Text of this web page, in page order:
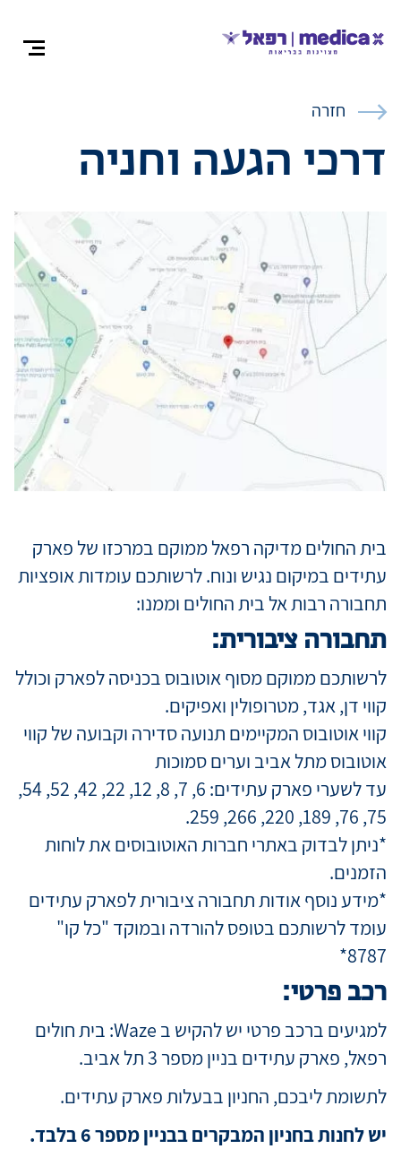
צרו
אודות
התמחויות
ניתוחים
רופאים
מידע
קריירה
חזרה
דרכי הגעה וחניה
בית החולים מדיקה רפאל ממוקם במרכזו של פארק
עתידים במיקום נגיש ונוח. לרשותכם עומדות אופציות
תחבורה רבות אל בית החולים וממנו:
תחבורה ציבורית:
לרשותכם ממוקם מסוף אוטובוס בכניסה לפארק וכולל
קווי דן, אגד, מטרופולין ואפיקים.
קווי אוטובוס המקיימים תנועה סדירה וקבועה של קווי
אוטובוס מתל אביב וערים סמוכות
עד לשערי פארק עתידים: 6, 7, 8, 12, 22, 42, 52, 54,
75, 76, 189, 220, 266, 259.
*ניתן לבדוק באתרי חברות האוטובוסים את לוחות
הזמנים.
*מידע נוסף אודות תחבורה ציבורית לפארק עתידים
עומד לרשותכם בטופס להורדה ובמוקד "כל קו"
8787*
רכב פרטי:
למגיעים ברכב פרטי יש להקיש ב Waze: בית חולים
רפאל, פארק עתידים בניין מספר 3 תל אביב.
לתשומת ליבכם, החניון בבעלות פארק עתידים.
יש לחנות בחניון המבקרים בבניין מספר 6 בלבד
.